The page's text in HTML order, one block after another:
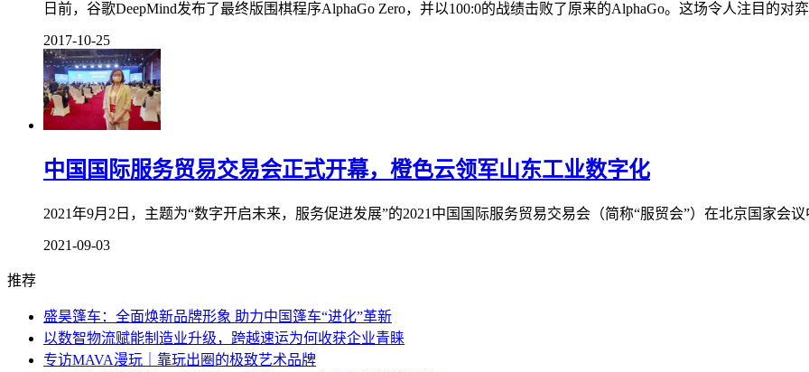
日前，谷歌DeepMind发布了最终版围棋程序AlphaGo Zero，并以100:0的战绩击败了原来的AlphaGo。这场令人注目的对
2017-10-25
中国国际服务贸易交易会正式开幕，橙色云领军山东工业数字化
2021年9月2日，主题为“数字开启未来，服务促进发展”的2021中国国际服务贸易交易会（简称“服贸会”）在北京国家会
2021-09-03
推荐
盛昊篷车：全面焕新品牌形象 助力中国篷车“进化”革新
以数智物流赋能制造业升级，跨越速运为何收获企业青睐
专访MAVA漫玩｜靠玩出圈的极致艺术品牌